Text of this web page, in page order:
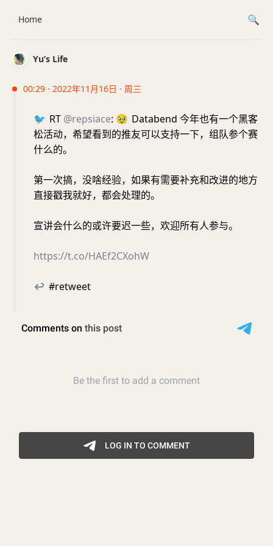
Yu’s Life
00:29 · 2022年11月16日 · 周三
🐦 RT @repsiace: 🥹 Databend 今年也有一个黑客
松活动，希望看到的推友可以支持一下，组队参个赛
什么的。
第一次搞，没啥经验，如果有需要补充和改进的地方
直接戳我就好，都会处理的。
宣讲会什么的或许要迟一些，欢迎所有人参与。
https://t.co/HAEf2CXohW
↩ #retweet
Home